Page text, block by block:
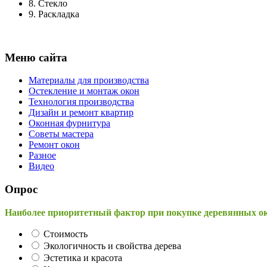
8. Стекло
9. Раскладка
Меню сайта
Материалы для производства
Остекление и монтаж окон
Технология производства
Дизайн и ремонт квартир
Оконная фурнитура
Советы мастера
Ремонт окон
Разное
Видео
Опрос
Наиболее приоритетный фактор при покупке деревянных
Стоимость
Экологичность и свойства дерева
Эстетика и красота